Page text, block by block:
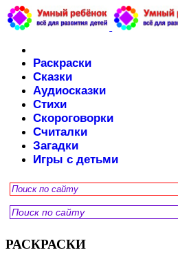
Раскраски
Сказки
Аудиосказки
Стихи
Скороговорки
Считалки
Загадки
Игры с детьми
РАСКРАСКИ